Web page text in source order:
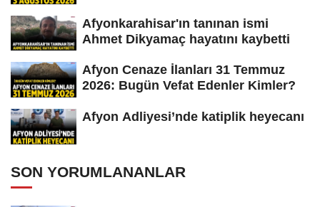
Afyonkarahisar'ın tanınan ismi
Ahmet Dikyamaç hayatını kaybetti
Afyon Cenaze İlanları 31 Temmuz
2026: Bugün Vefat Edenler Kimler?
Afyon Adliyesi’nde katiplik heyecanı
SON YORUMLANANLAR